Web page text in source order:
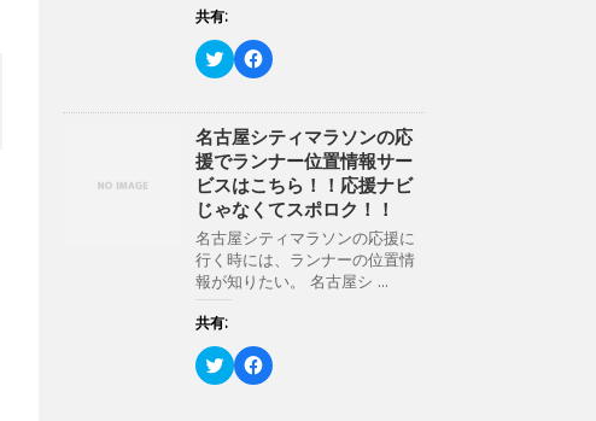
す
)
新
い
ウ
ィ
ド
ウ
で
開
き
ま
す
)
し
て
く
さ
い
(
新
し
い
ウ
ィ
ン
ド
ウ
で
す
)
共有:
ク
リ
し
て
T
w
i
t
t
e
r
で
共
有
新
い
ウ
ィ
F
a
b
o
o
k
で
共
有
す
る
に
は
ク
し
て
く
名古屋シティマラソンの応
援でランナー位置情報サー
ビスはこちら！！応援ナビ
じゃなくてスポロク！！
名古屋シティマラソンの応援に
行く時には、ランナーの位置情
報が知りたい。 名古屋シ ...
共有:
ク
リ
F
a